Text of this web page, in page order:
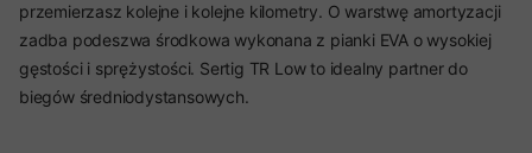
przemierzasz kolejne i kolejne kilometry. O warstwę amortyzacji
zadba podeszwa środkowa wykonana z pianki EVA o wysokiej
gęstości i sprężystości. Sertig TR Low to idealny partner do
biegów średniodystansowych.